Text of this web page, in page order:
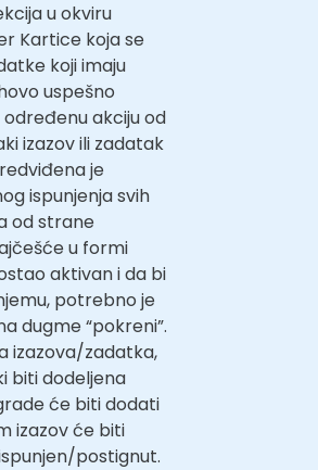
u okviru
Kartice koja se
koji imaju
uspešno
akciju od
izazov ili zadatak
je
ispunjenja svih
od strane
u formi
aktivan i da bi
potrebno je
dugme “pokreni”.
izazova/zadatka,
biti dodeljena
će biti dodati
izazov će biti
postignut.